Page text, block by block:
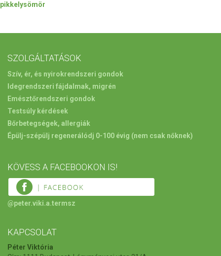
pikkelysömör
SZOLGÁLTATÁSOK
Szív, ér, és nyirokrendszeri gondok
Idegrendszeri fájdalmak, migrén
Emésztőrendszeri gondok
Testsúly kérdések
Bőrbetegségek, allergiák
Épülj-szépülj regenerálódj 0-100 évig (nem csak nőknek)
KÖVESS A FACEBOOKON IS!
@peter.viki.a.termsz
KAPCSOLAT
Péter Viktória